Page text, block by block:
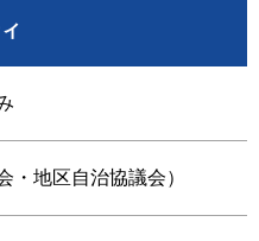
・地区自治協議会）